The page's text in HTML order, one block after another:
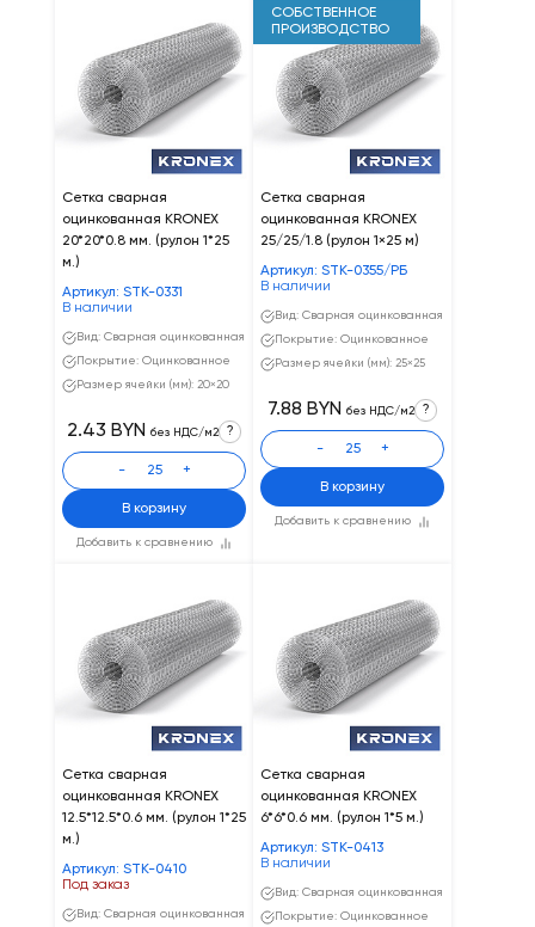
Сетка сварная
оцинкованная KRONEX
20*20*0.8 мм. (рулон 1*25
м.)
Артикул: STK-0331
В наличии
Вид: Сварная оцинкованная
Покрытие: Оцинкованное
Размер ячейки (мм): 20×20
Добавить к сравнению
2.43 BYN без НДС/м2 ?
- +
В корзину
СОБСТВЕННОЕ
ПРОИЗВОДСТВО
Сетка сварная
оцинкованная KRONEX
25/25/1.8 (рулон 1×25 м)
Артикул: STK-0355/РБ
В наличии
Вид: Сварная оцинкованная
Покрытие: Оцинкованное
Размер ячейки (мм): 25×25
Добавить к сравнению
7.88 BYN без НДС/м2 ?
- +
В корзину
Сетка сварная
оцинкованная KRONEX
12.5*12.5*0.6 мм. (рулон 1*25
м.)
Артикул: STK-0410
Под заказ
Вид: Сварная оцинкованная
Cетка сварная
оцинкованная KRONEX
6*6*0.6 мм. (рулон 1*5 м.)
Артикул: STK-0413
В наличии
Вид: Сварная оцинкованная
Покрытие: Оцинкованное